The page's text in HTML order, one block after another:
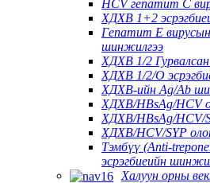
HCV гепатит С
ХДХВ 1+2
Гепатит Е
шинжилгээ
ХДХВ 1/2
ХДХВ 1/2/O
ХДХВ-ийн Ag/Ab
ХДХВ/HBsAg/HCV
ХДХВ/HBsAg/HCV/
ХДХВ/HCV/SYP
Тэмбүү (Anti-
эсрэгбиеийн
Халуун орны